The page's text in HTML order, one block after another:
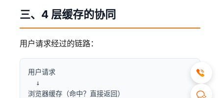
三、4 层缓存的协同
用户请求经过的链路：
用户请求
  ↓
浏览器缓存（命中？直接返回）